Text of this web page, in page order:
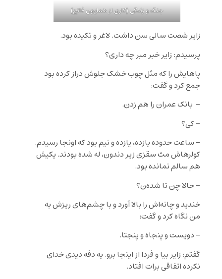
جنگ و زندگی (کاری از همایون فاتح)
زایر شصت سالی سن داشت. لاغر و تکیده بود.
پرسیدم: زایر خبر مبر چه داری؟
پاهایش را که مثل چوب خشک جلوش دراز کرده بود
جمع کرد و گفت:
– بانک عمران را هم زدن.
– کی؟
– ساعت حدوده یازده، یازده و نیم بود که اونجا رسیدم.
کولرهاش مث سقزی زیر دندون، له شده بودند. یکیش
هم سالم نمانده بود.
– حالا چن تا شده‌ن؟
خندید و چانه‌اش را بالا آورد و با چشم‌های ریزش به
من نگاه کرد و گفت:
– دویست و پنجاه و پنجتا.
گفتم: زایر بیا و فردا از اینجا برو. یه دفه دیدی خدای
نکرده اتفاقی برات افتاد.